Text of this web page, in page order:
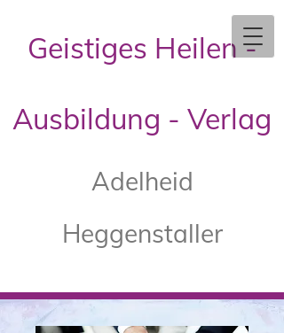
Geistiges Heilen -
Ausbildung - Verlag
Adelheid
Heggenstaller